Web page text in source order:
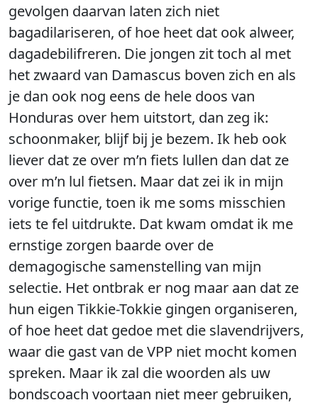
gevolgen daarvan laten zich niet
bagadilariseren, of hoe heet dat ook alweer,
dagadebilifreren. Die jongen zit toch al met
het zwaard van Damascus boven zich en als
je dan ook nog eens de hele doos van
Honduras over hem uitstort, dan zeg ik:
schoonmaker, blijf bij je bezem. Ik heb ook
liever dat ze over m’n fiets lullen dan dat ze
over m’n lul fietsen. Maar dat zei ik in mijn
vorige functie, toen ik me soms misschien
iets te fel uitdrukte. Dat kwam omdat ik me
ernstige zorgen baarde over de
demagogische samenstelling van mijn
selectie. Het ontbrak er nog maar aan dat ze
hun eigen Tikkie-Tokkie gingen organiseren,
of hoe heet dat gedoe met die slavendrijvers,
waar die gast van de VPP niet mocht komen
spreken. Maar ik zal die woorden als uw
bondscoach voortaan niet meer gebruiken,